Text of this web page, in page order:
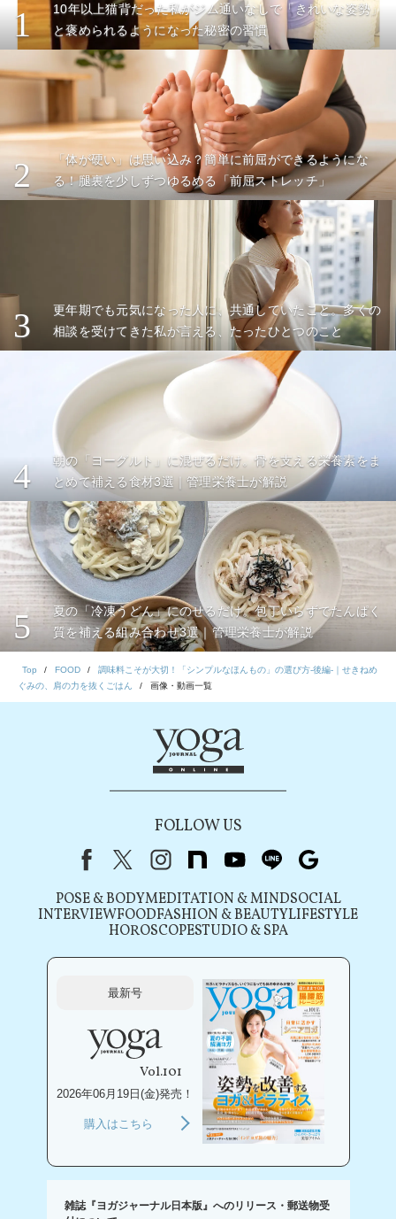
1
10年以上猫背だった私がジム通いなしで「きれいな姿勢」
と褒められるようになった秘密の習慣
2
「体が硬い」は思い込み？簡単に前屈ができるようにな
る！腿裏を少しずつゆるめる「前屈ストレッチ」
3
更年期でも元気になった人に、共通していたこと。多くの
相談を受けてきた私が言える、たったひとつのこと
4
朝の「ヨーグルト」に混ぜるだけ。骨を支える栄養素をま
とめて補える食材3選｜管理栄養士が解説
5
夏の「冷凍うどん」にのせるだけ。包丁いらずでたんぱく
質を補える組み合わせ3選｜管理栄養士が解説
Top FOOD
調味料こそが大切！「シンプルなほんもの」の選び方-後編-｜せきねめ
ぐみの、肩の力を抜くごはん
画像・動画一覧
FOLLOW US
FacebookX（旧Twitter）
instagram
note youtubeline
POSE & BODYMEDITATION & MINDSOCIAL
INTERVIEWFOODFASHION & BEAUTYLIFESTYLE
HOROSCOPESTUDIO & SPA
最新号
Vol.101
2026年06月19日(金)発売！
購入はこちら
雑誌『ヨガジャーナル日本版』へのリリース・郵送物受